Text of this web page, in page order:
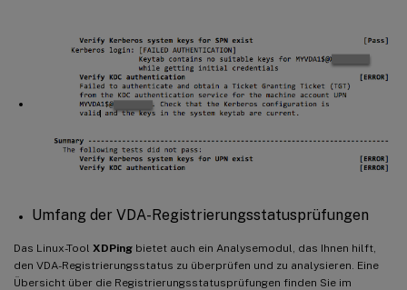
Umfang der VDA-Registrierungsstatusprüfungen
Das Linux-Tool XDPing bietet auch ein Analysemodul, das Ihnen hilft,
den VDA-Registrierungsstatus zu überprüfen und zu analysieren. Eine
Übersicht über die Registrierungsstatusprüfungen finden Sie im